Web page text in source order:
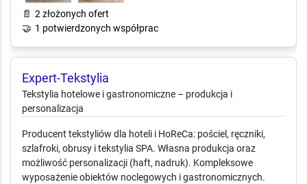
📄 2 złożonych ofert
Expert-Tekstylia
Tekstylia hotelowe i gastronomiczne –
Producent tekstyliów dla hoteli i HoReCa: pościel, ręczniki,
szlafroki, obrusy i tekstylia SPA. Własna produkcja oraz
możliwość personalizacji (haft, nadruk). Kompleksowe